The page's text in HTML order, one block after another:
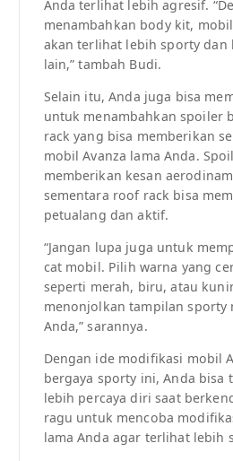
Anda terlihat lebih agresif.
menambahkan body kit,
akan terlihat lebih sporty dan
lain,” tambah Budi.
Selain itu, Anda juga bisa
untuk menambahkan spoiler
rack yang bisa memberikan
mobil Avanza lama Anda.
memberikan kesan
sementara roof rack bisa
petualang dan aktif.
“Jangan lupa juga untuk
cat mobil. Pilih warna yang
seperti merah, biru, atau
menonjolkan tampilan sporty
Anda,” sarannya.
Dengan ide modifikasi mobil
bergaya sporty ini, Anda bisa
lebih percaya diri saat
ragu untuk mencoba
lama Anda agar terlihat lebih